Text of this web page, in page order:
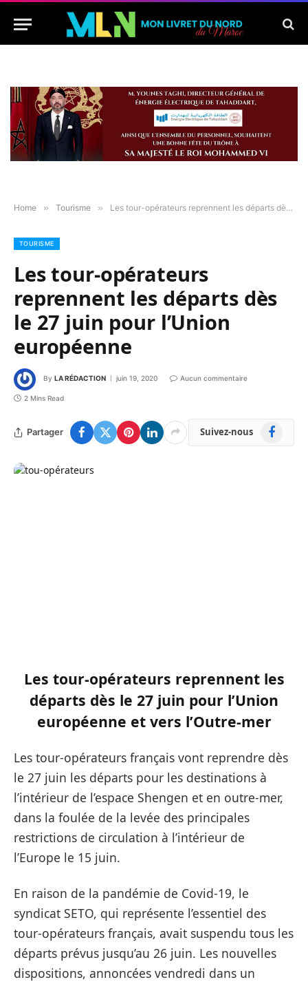
Home » Tourisme » Les tour-opérateurs reprennent les départs dès le 27 juin pour l’Union européenne
TOURISME
Les tour-opérateurs
reprennent les départs dès
le 27 juin pour l’Union
européenne
By LA RÉDACTION juin 19, 2020 Aucun commentaire
2 Mins Read
Partager Suivez-nous Facebook
Les tour-opérateurs reprennent les
départs dès le 27 juin pour l’Union
européenne et vers l’Outre-mer
Les tour-opérateurs français vont reprendre dès
le 27 juin les départs pour les destinations à
l’intérieur de l’espace Shengen et en outre-mer,
dans la foulée de la levée des principales
restrictions de circulation à l’intérieur de
l’Europe le 15 juin.
En raison de la pandémie de Covid-19, le
syndicat SETO, qui représente l’essentiel des
tour-opérateurs français, avait suspendu tous les
départs prévus jusqu’au 26 juin. Les nouvelles
dispositions, annoncées vendredi dans un